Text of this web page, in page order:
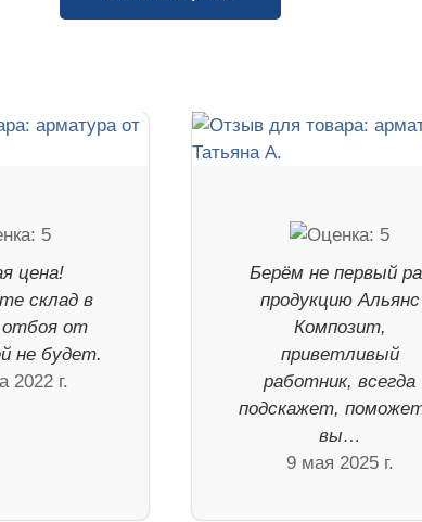
цена!
склад в
отбоя от
не будет.
2022 г.
Берём не первый
продукцию Альянс
Композит,
приветливый
работник, всегда
подскажет,
вы…
9 мая 2025 г.